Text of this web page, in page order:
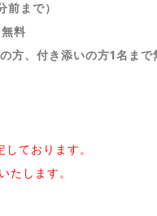
まで）
料
、付き添いの方1名まで
しております。
たします。